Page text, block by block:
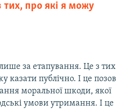
тих, про які я можу
за етапування. Це з тих
казати публічно. І це позов
моральної шкоди, якої
умови утримання. І це